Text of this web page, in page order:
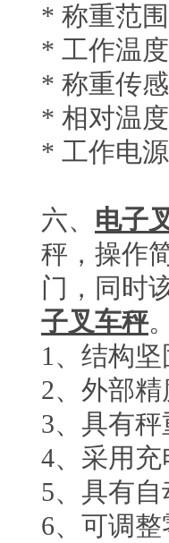
* 称重范
* 工作温
* 称重传
* 相对温
* 工作电
六、 电子
秤，操作
门，同时
子叉车秤
1、结构坚
2、外部精
3、具有
4、采用
5、具有
6、可调